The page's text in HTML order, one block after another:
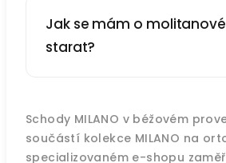
Jak se mám o
starat?
Schody MILANO v béžovém
součástí kolekce MILANO na
specializovaném e-shopu